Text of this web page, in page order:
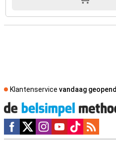
Klantenservice vandaag geopend
Social media